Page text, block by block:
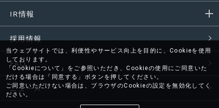
IR情報
採用情報
FAQ
ニュース
当ウェブサイトでは、利便性やサービス向上を目的に、Cookieを使用
しております。
「Cookieについて」をご参照いただき、Cookieの使用にご同意いた
だける場合は「同意する」ボタンを押してください。
ご同意いただけない場合は、ブラウザのCookieの設定を無効化してく
ださい。